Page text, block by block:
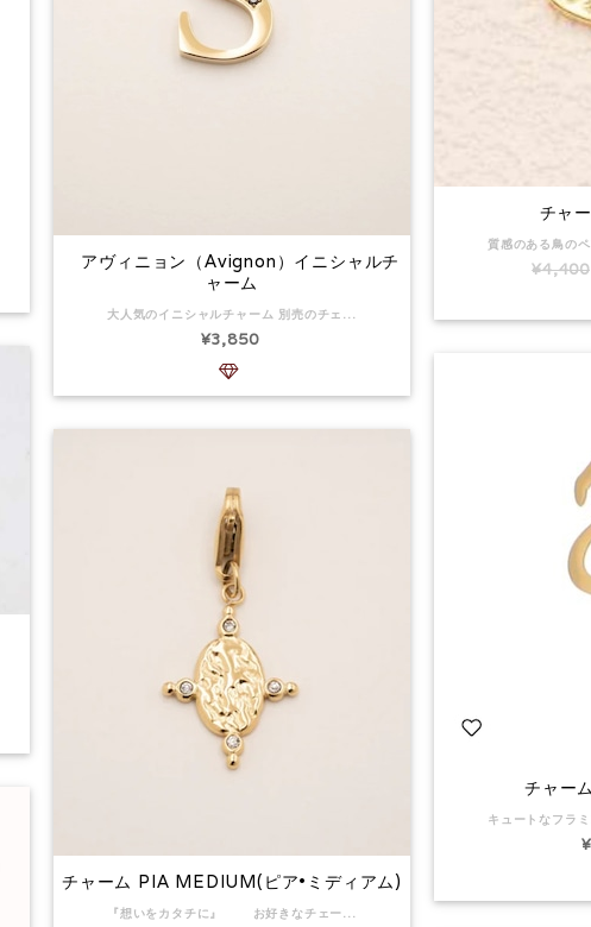
チャ
¥4,400
アヴィニョン（Avignon）イニシャルチ
ャーム
大人気のイニシャルチャーム 別売のチェーンやお持ちのアクセサリーにオンしてみて！ 素材:サージカルステンレス 14kgpジルコニア A.Mはブラックジルコニア チャームサイズ：14×28mm。 文字サイズ：14×15mm サージカルステンレス(医療用ステンレス)は、金属アレルギーのある方も安心安全にご使用いただける素材です。（例外もありますのでかゆみなど感じた場合ご自身でご判断ください） サイズ：8x23ミリ 返品:可
¥3,850
チャー
チャーム PIA MEDIUM(ピア•ミディアム)
『想いをカタチに』 お好きなチェーンに付けていただけるチャーム。 メダリオンの寸法：14x17mm 素材:サージカルステンレス 返品:可